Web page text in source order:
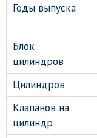
Годы выпуска
Блок
цилиндров
Цилиндров
Клапанов на
цилиндр